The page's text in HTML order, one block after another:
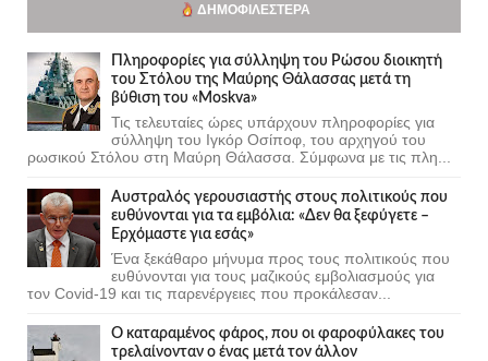
ΔΗΜΟΦΙΛΈΣΤΕΡΑ
Πληροφορίες για σύλληψη του Ρώσου διοικητή
του Στόλου της Mαύρης Θάλασσας μετά τη
βύθιση του «Moskva»
Τις τελευταίες ώρες υπάρχουν πληροφορίες για
σύλληψη του Ιγκόρ Οσίποφ, του αρχηγού του
ρωσικού Στόλου στη Μαύρη Θάλασσα. Σύμφωνα με τις πλη...
Αυστραλός γερουσιαστής στους πολιτικούς που
ευθύνονται για τα εμβόλια: «Δεν θα ξεφύγετε –
Ερχόμαστε για εσάς»
Ένα ξεκάθαρο μήνυμα προς τους πολιτικούς που
ευθύνονται για τους μαζικούς εμβολιασμούς για
τον Covid-19 και τις παρενέργειες που προκάλεσαν...
Ο καταραμένος φάρος, που οι φαροφύλακες του
τρελαίνονταν ο ένας μετά τον άλλον